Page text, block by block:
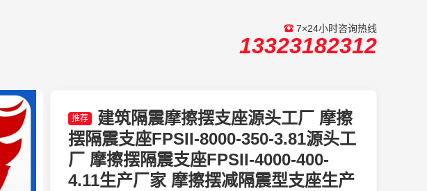
7×24小时咨询热线
13323182312
推荐
建筑隔震摩擦摆支座源头工厂 摩擦
摆隔震支座FPSII-8000-350-3.81源头工
厂 摩擦摆隔震支座FPSII-4000-400-
4.11生产厂家 摩擦摆减隔震型支座生产